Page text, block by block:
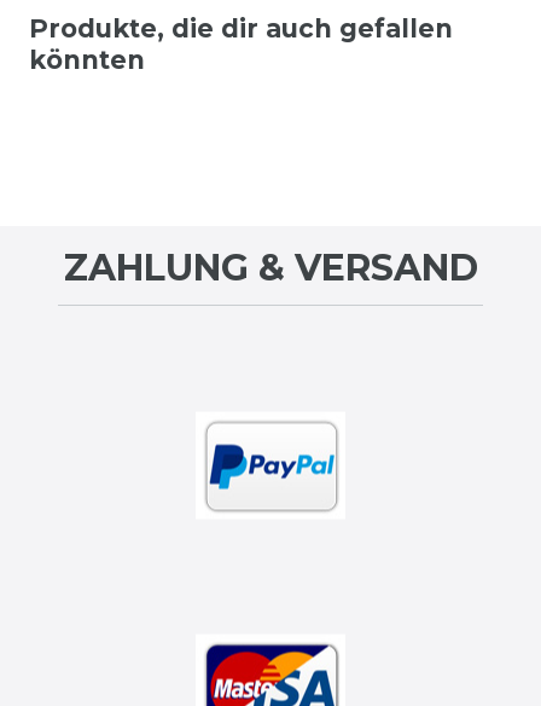
Produkte, die dir auch gefallen
könnten
ZAHLUNG & VERSAND